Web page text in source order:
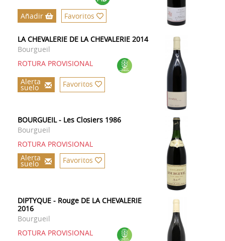
Añadir Favoritos
LA CHEVALERIE DE LA CHEVALERIE 2014
Bourgueil
ROTURA PROVISIONAL
Alerta
suelo Favoritos
BOURGUEIL - Les Closiers 1986
Bourgueil
ROTURA PROVISIONAL
Alerta
suelo Favoritos
DIPTYQUE - Rouge DE LA CHEVALERIE
2016
Bourgueil
ROTURA PROVISIONAL